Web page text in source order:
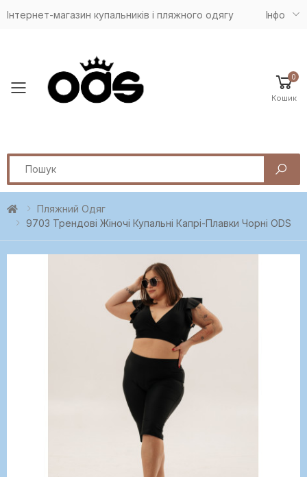
Інтернет-магазин купальників і пляжного одягу Iнфо
Toggle mobile menu
0
Кошик
Search
Пляжний Одяг
9703 Трендові Жіночі Купальні Капрі-Плавки Чорні ODS